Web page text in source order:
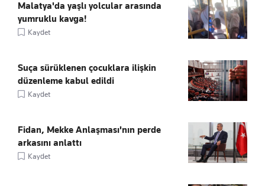
Malatya'da yaşlı yolcular arasında
yumruklu kavga!
Kaydet
Suça sürüklenen çocuklara ilişkin
düzenleme kabul edildi
Kaydet
Fidan, Mekke Anlaşması'nın perde
arkasını anlattı
Kaydet